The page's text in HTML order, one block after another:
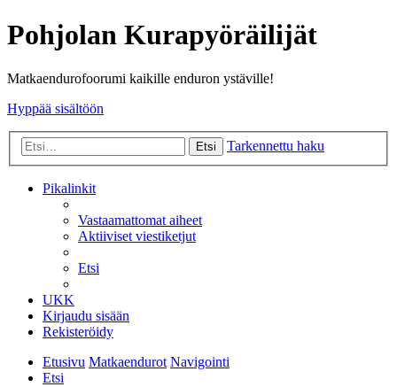
Pohjolan Kurapyöräilijät
Matkaendurofoorumi kaikille enduron ystäville!
Hyppää sisältöön
Etsi Tarkennettu haku
Pikalinkit
Vastaamattomat aiheet
Aktiiviset viestiketjut
Etsi
UKK
Kirjaudu sisään
Rekisteröidy
Etusivu Matkaendurot Navigointi
Etsi